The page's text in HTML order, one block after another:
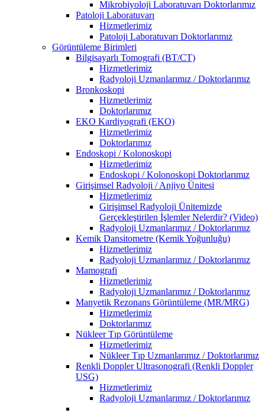
Mikrobiyoloji Laboratuvarı Doktorlarımız
Patoloji Laboratuvarı
Hizmetlerimiz
Patoloji Laboratuvarı Doktorlarımız
Görüntüleme Birimleri
Bilgisayarlı Tomografi (BT/CT)
Hizmetlerimiz
Radyoloji Uzmanlarımız / Doktorlarımız
Bronkoskopi
Hizmetlerimiz
Doktorlarımız
EKO Kardiyografi (EKO)
Hizmetlerimiz
Doktorlarımız
Endoskopi / Kolonoskopi
Hizmetlerimiz
Endoskopi / Kolonoskopi Doktorlarımız
Girişimsel Radyoloji / Anjiyo Ünitesi
Hizmetlerimiz
Girişimsel Radyoloji Ünitemizde
Gerçekleştirilen İşlemler Nelerdir? (Video)
Radyoloji Uzmanlarımız / Doktorlarımız
Kemik Dansitometre (Kemik Yoğunluğu)
Hizmetlerimiz
Radyoloji Uzmanlarımız / Doktorlarımız
Mamografi
Hizmetlerimiz
Radyoloji Uzmanlarımız / Doktorlarımız
Manyetik Rezonans Görüntüleme (MR/MRG)
Hizmetlerimiz
Doktorlarımız
Nükleer Tıp Görüntüleme
Hizmetlerimiz
Nükleer Tıp Uzmanlarımız / Doktorlarımız
Renkli Doppler Ultrasonografi (Renkli Doppler
USG)
Hizmetlerimiz
Radyoloji Uzmanlarımız / Doktorlarımız